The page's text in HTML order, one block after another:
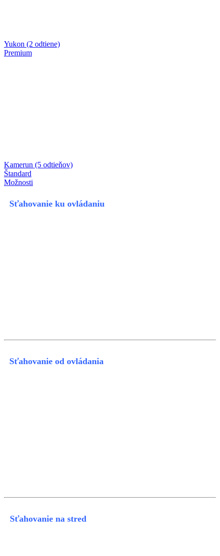
Yukon (2 odtiene)
Premium
Kamerun (5 odtieňov)
Štandard
Možnosti
Sťahovanie ku ovládaniu
Sťahovanie od ovládania
Sťahovanie na stred